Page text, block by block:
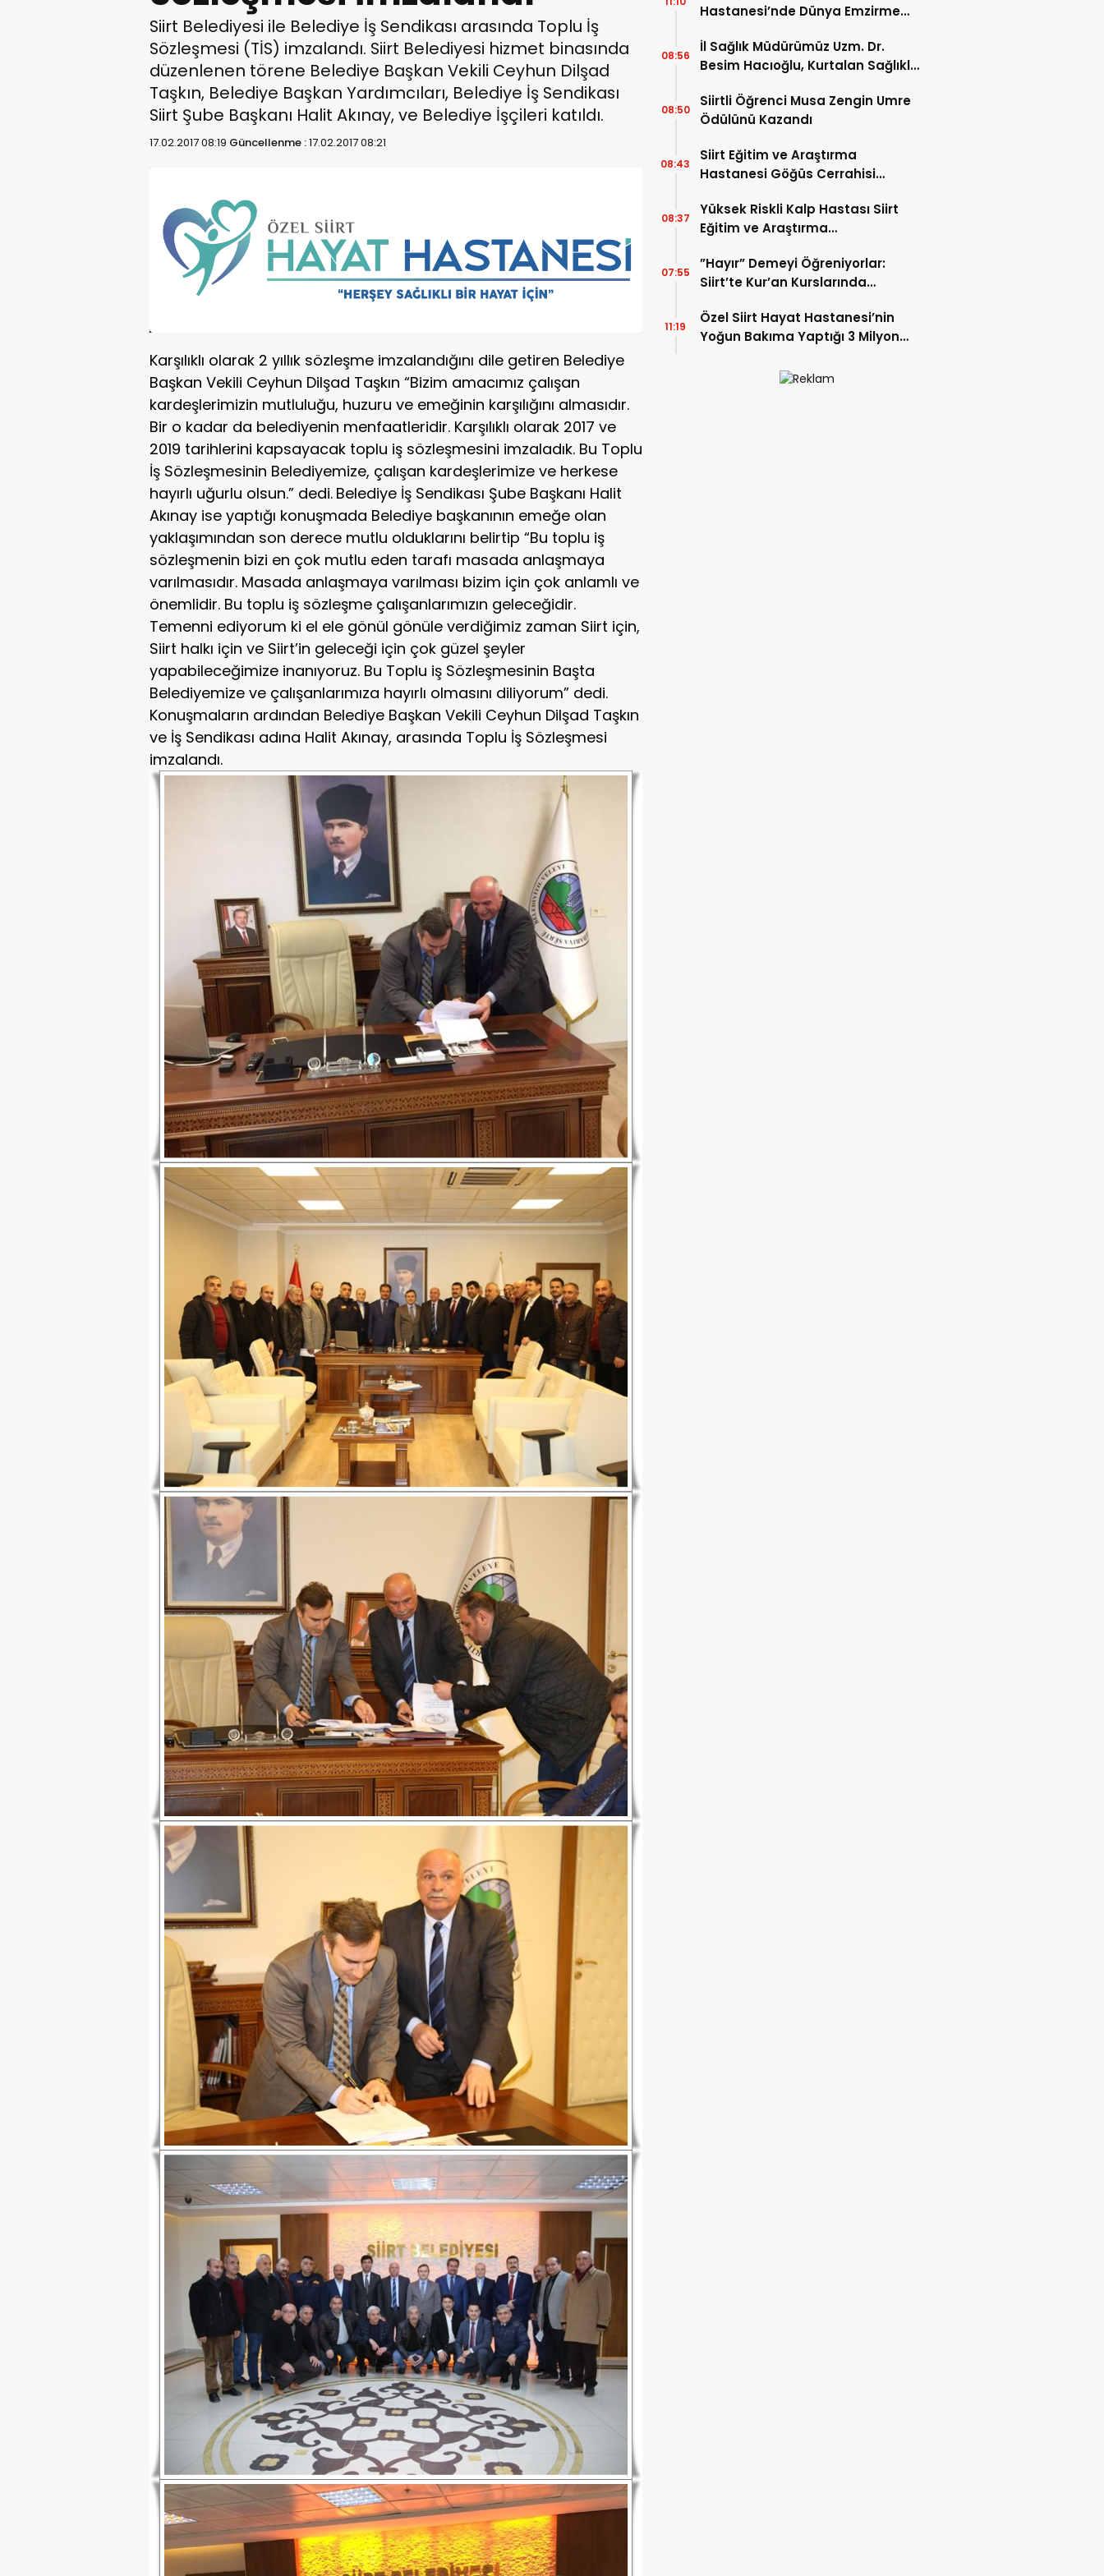
Siirt Belediyesi ile Belediye İş Sendikası arasında Toplu İş
Sözleşmesi (TİS) imzalandı. Siirt Belediyesi hizmet binasında
düzenlenen törene Belediye Başkan Vekili Ceyhun Dilşad
Taşkın, Belediye Başkan Yardımcıları, Belediye İş Sendikası
Siirt Şube Başkanı Halit Akınay, ve Belediye İşçileri katıldı.
17.02.2017 08:19 Güncellenme :17.02.2017 08:21
Karşılıklı olarak 2 yıllık sözleşme imzalandığını dile getiren Belediye
Başkan Vekili Ceyhun Dilşad Taşkın “Bizim amacımız çalışan
kardeşlerimizin mutluluğu, huzuru ve emeğinin karşılığını almasıdır.
Bir o kadar da belediyenin menfaatleridir. Karşılıklı olarak 2017 ve
2019 tarihlerini kapsayacak toplu iş sözleşmesini imzaladık. Bu Toplu
İş Sözleşmesinin Belediyemize, çalışan kardeşlerimize ve herkese
hayırlı uğurlu olsun.” dedi. Belediye İş Sendikası Şube Başkanı Halit
Akınay ise yaptığı konuşmada Belediye başkanının emeğe olan
yaklaşımından son derece mutlu olduklarını belirtip “Bu toplu iş
sözleşmenin bizi en çok mutlu eden tarafı masada anlaşmaya
varılmasıdır. Masada anlaşmaya varılması bizim için çok anlamlı ve
önemlidir. Bu toplu iş sözleşme çalışanlarımızın geleceğidir.
Temenni ediyorum ki el ele gönül gönüle verdiğimiz zaman Siirt için,
Siirt halkı için ve Siirt’in geleceği için çok güzel şeyler
yapabileceğimize inanıyoruz. Bu Toplu iş Sözleşmesinin Başta
Belediyemize ve çalışanlarımıza hayırlı olmasını diliyorum” dedi.
Konuşmaların ardından Belediye Başkan Vekili Ceyhun Dilşad Taşkın
ve İş Sendikası adına Halit Akınay, arasında Toplu İş Sözleşmesi
imzalandı.
Hastanesi’nde Dünya Emzirme
İl Sağlık Müdürümüz Uzm. Dr.
Besim Hacıoğlu, Kurtalan Sağlıklı
08:56
Siirtli Öğrenci Musa Zengin Umre
Ödülünü Kazandı
08:50
Siirt Eğitim ve Araştırma
Hastanesi Göğüs Cerrahisi
“Akciğer Nodülleri Her Zaman
Kanser Anlamına Gelmez”
08:43
Yüksek Riskli Kalp Hastası Siirt
Eğitim ve Araştırma
Edildi
08:37
”Hayır” Demeyi Öğreniyorlar:
Siirt’te Kur’an Kurslarında
07:55
Özel Siirt Hayat Hastanesi’nin
Yoğun Bakıma Yaptığı 3 Milyon
11:19